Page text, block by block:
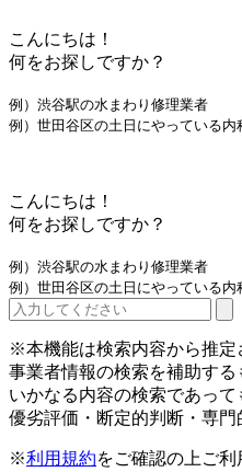
こんにちは！
何をお探しですか？
例）渋谷駅の水まわり修理業者
例）世田谷区の土日にやっている内
こんにちは！
何をお探しですか？
例）渋谷駅の水まわり修理業者
例）世田谷区の土日にやっている内
※本機能は検索内容から推定
事業者情報の検索を補助する
いかなる内容の検索であっ
優劣評価・断定的判断・専門
※利用規約をご確認の上ご利